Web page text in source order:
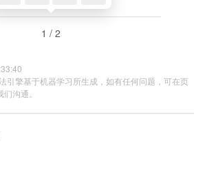
1 / 2
引擎基于机器学习所生成，如有任何问题，可在页
沟通。